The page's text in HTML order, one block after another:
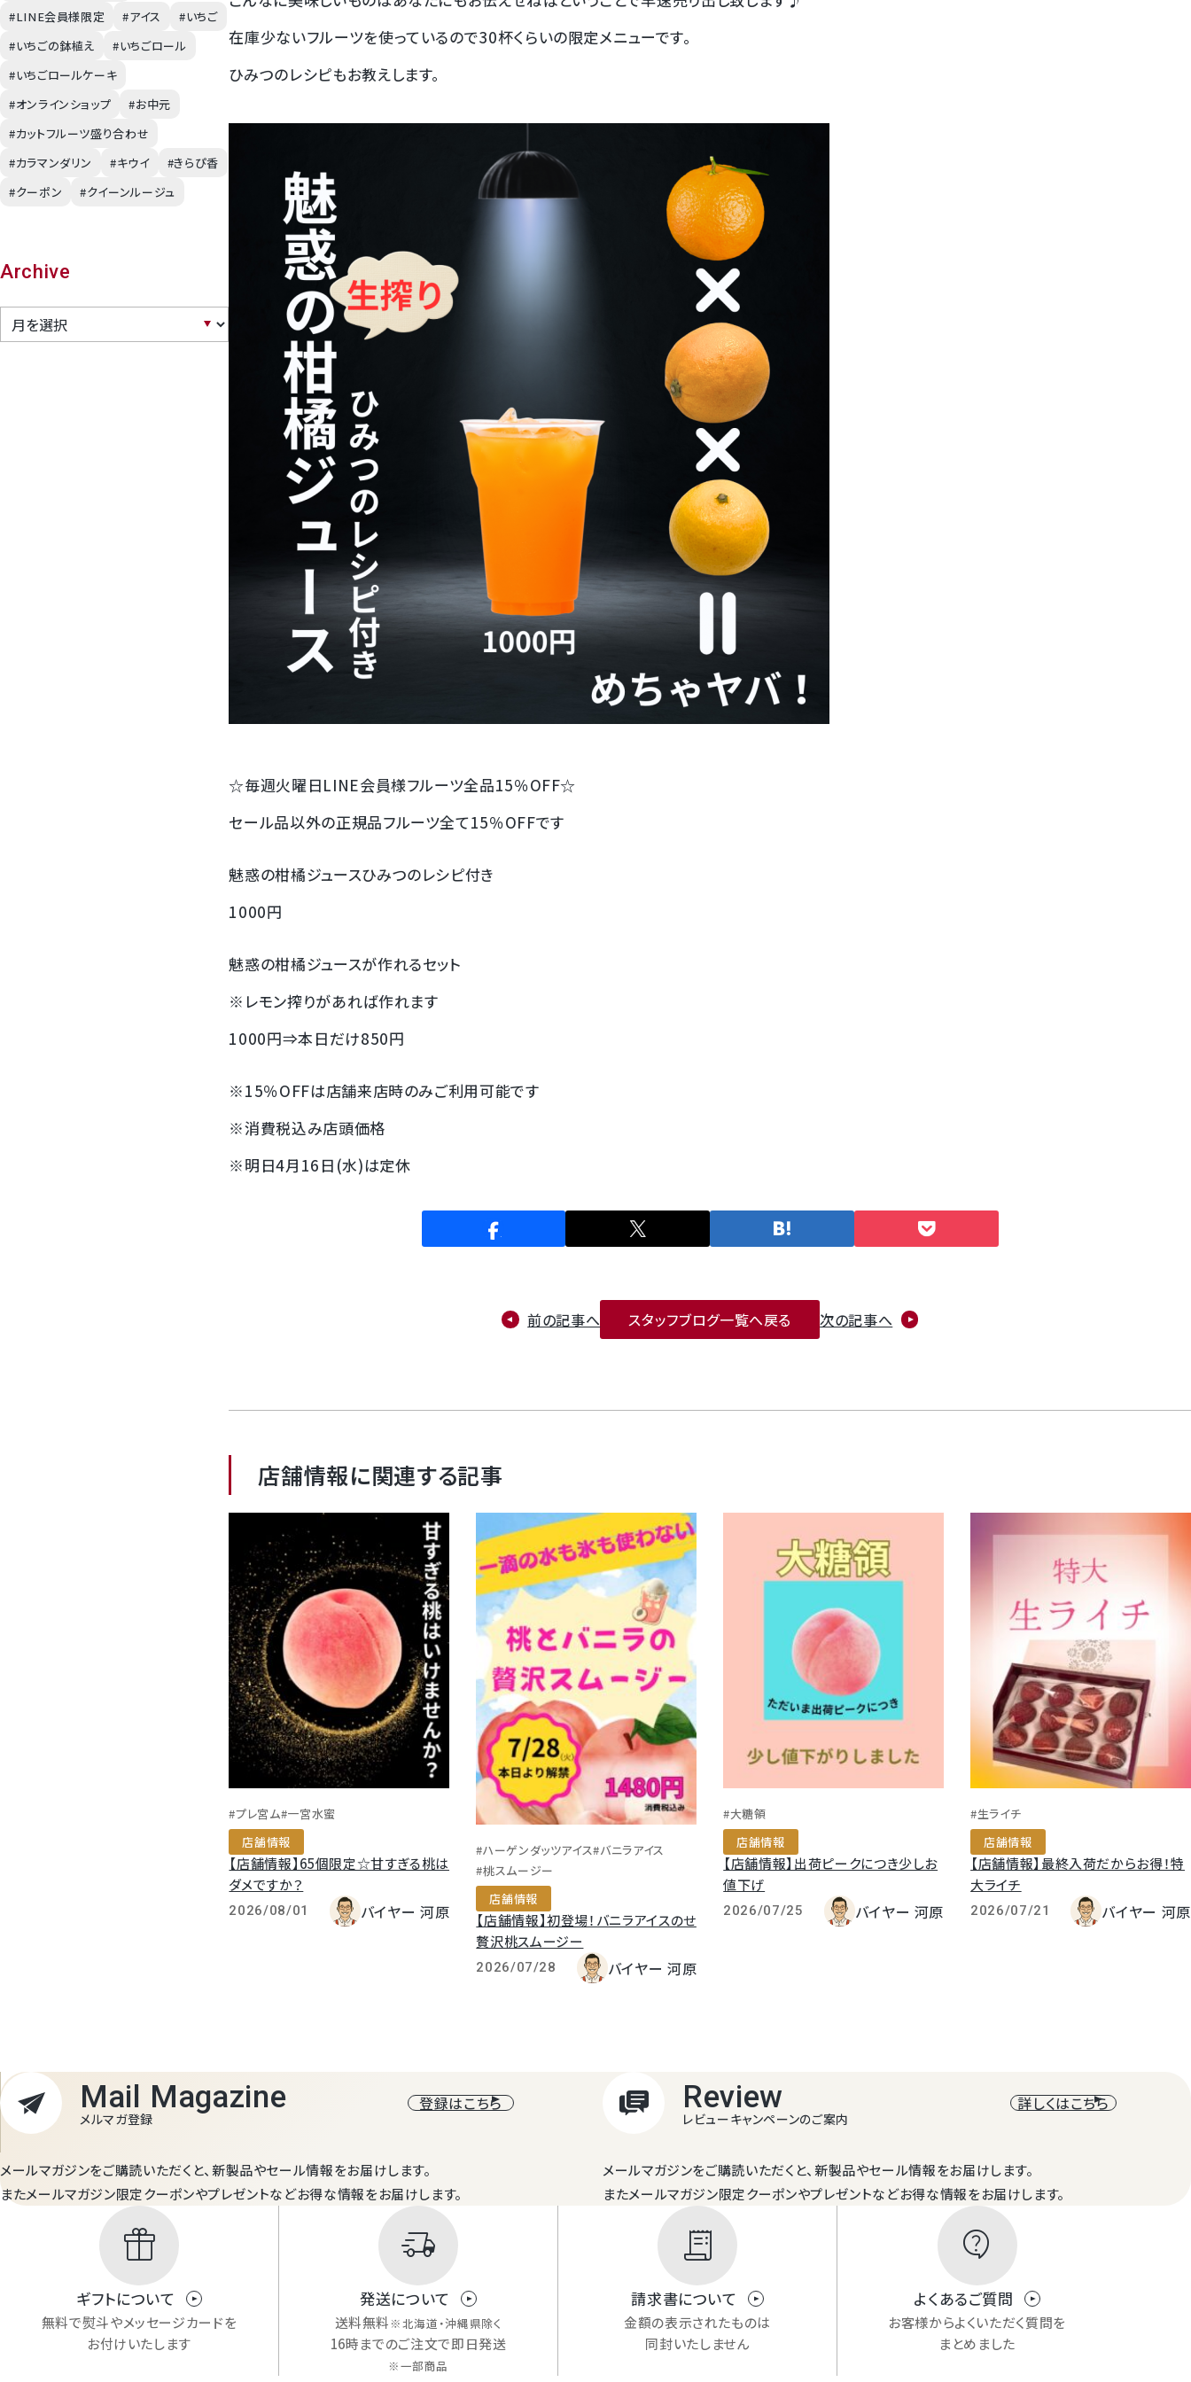
幸水梨ロイヤル
クイーンルージュ
神紅ぶどう
在庫少ないフルーツを使っているので30杯くらいの限定メニューです。
ひみつのレシピもお教えします。
☆毎週火曜日LINE会員様フルーツ全品15％OFF☆
セール品以外の正規品フルーツ全て15％OFFです
魅惑の柑橘ジュースひみつのレシピ付き
1000円
魅惑の柑橘ジュースが作れるセット
※レモン搾りがあれば作れます
1000円⇒本日だけ850円
※15％OFFは店舗来店時のみご利用可能です
※消費税込み店頭価格
※明日4月16日(水)は定休
前の記事へ スタッフブログ一覧へ戻る 次の記事へ
店舗情報に関連する記事
#プレ宮ム#一宮水蜜
店舗情報
【店舗情報】65個限定☆甘すぎる桃は
ダメですか？
2026/08/01 バイヤー 河原
#ハーゲンダッツアイス#バニラアイス
#桃スムージー
店舗情報
【店舗情報】初登場！バニラアイスのせ
贅沢桃スムージー
2026/07/28 バイヤー 河原
#大糖領
店舗情報
【店舗情報】出荷ピークにつき少しお
値下げ
2026/07/25 バイヤー 河原
#生ライチ
店舗情報
【店舗情報】最終入荷だからお得！特
大ライチ
2026/07/21 バイヤー 河原
#LINE会員様限定
#アイス
#いちご
#いちごの鉢植え
#いちごロール
#いちごロールケーキ
#オンラインショップ
#お中元
#カットフルーツ盛り合わせ
#カラマンダリン
#キウイ
#きらぴ香
#クーポン
#クイーンルージュ
Archive
Mail Magazine
メルマガ登録
登録はこちら
メールマガジンをご購読いただくと、新製品やセール情報をお届けします。
またメールマガジン限定クーポンやプレゼントなどお得な情報をお届けします。
Review
レビューキャンペーンのご案内
詳しくはこちら
メールマガジンをご購読いただくと、新製品やセール情報をお届けします。
またメールマガジン限定クーポンやプレゼントなどお得な情報をお届けします。
featured_seasonal_and_gifts
ギフトについて
無料で熨斗やメッセージカードを
お付けいたします
delivery_truck_speed
発送について
送料無料※北海道・沖縄県除く
16時までのご注文で即日発送
※一部商品
receipt_long
請求書について
金額の表示されたものは
同封いたしません
contact_support
よくあるご質問
お客様からよくいただく質問を
まとめました